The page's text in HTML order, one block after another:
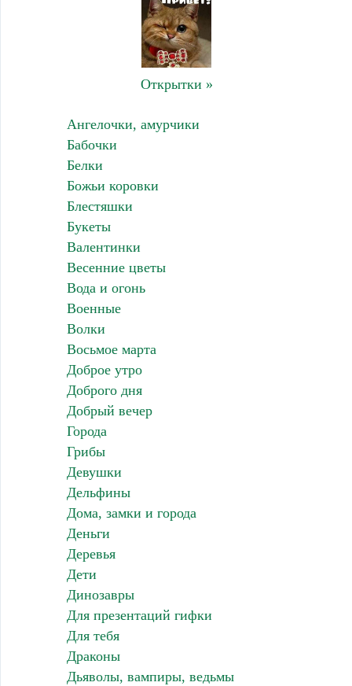
Открытки »
Ангелочки, амурчики
Бабочки
Белки
Божьи коровки
Блестяшки
Букеты
Валентинки
Весенние цветы
Вода и огонь
Военные
Волки
Восьмое марта
Доброе утро
Доброго дня
Добрый вечер
Города
Грибы
Девушки
Дельфины
Дома, замки и города
Деньги
Деревья
Дети
Динозавры
Для презентаций гифки
Для тебя
Драконы
Дьяволы, вампиры, ведьмы